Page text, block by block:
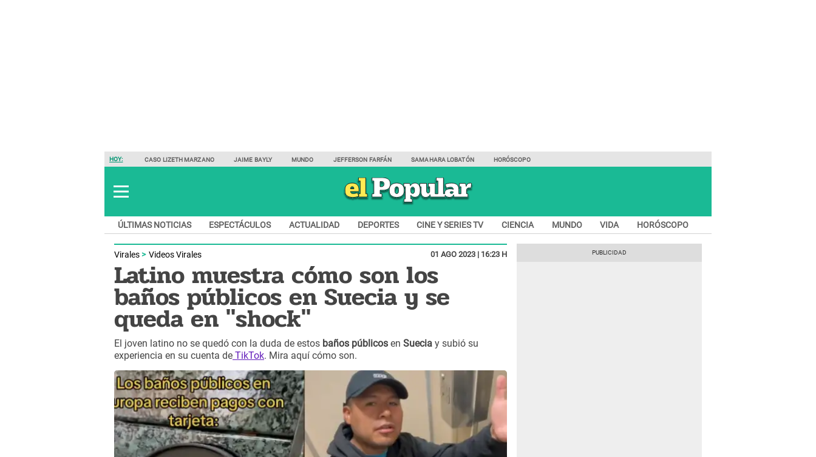
HOY: CASO LIZETH MARZANO JAIME BAYLY MUNDO JEFFERSON FARFÁN SAMAHARA LOBATÓN HORÓSCOPO
ÚLTIMAS NOTICIAS ESPECTÁCULOS ACTUALIDAD DEPORTES CINE Y SERIES TV CIENCIA MUNDO VIDA HORÓSCOPO
Virales Videos Virales 01 AGO 2023 | 16:23 H
Latino muestra cómo son los
baños públicos en Suecia y se
queda en "shock"
El joven latino no se quedó con la duda de estos baños públicos en Suecia y subió su
experiencia en su cuenta de TikTok. Mira aquí cómo son.